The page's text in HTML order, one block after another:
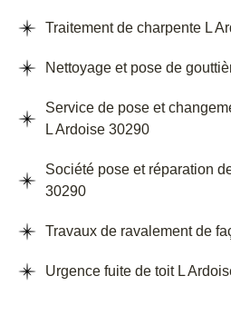
Traitement de charpente L
Nettoyage et pose de
Service de pose et
L Ardoise 30290
Société pose et réparation
30290
Travaux de ravalement de
Urgence fuite de toit L